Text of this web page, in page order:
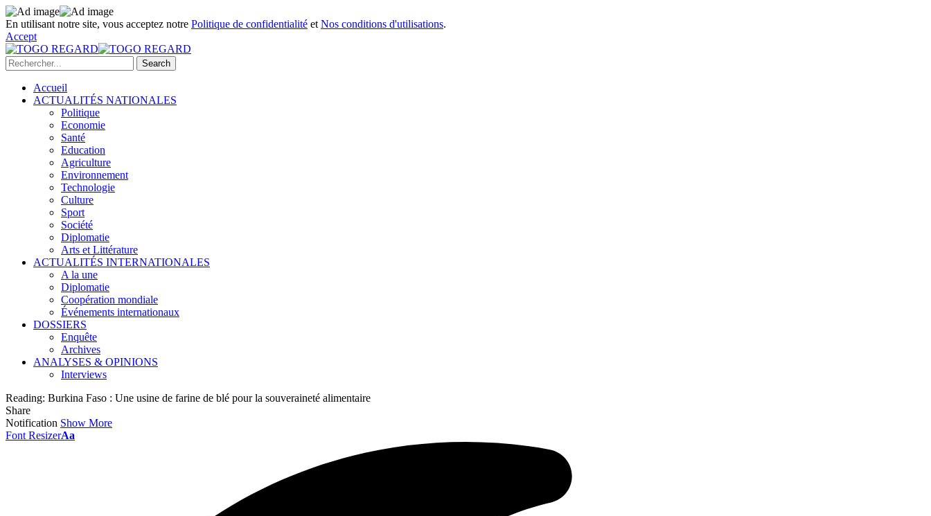
En utilisant notre site, vous acceptez notre Politique de confidentialité et Nos conditions d'utilisations.
Accept
Accueil
ACTUALITÉS NATIONALES
Politique
Economie
Santé
Education
Agriculture
Environnement
Technologie
Culture
Sport
Société
Diplomatie
Arts et Littérature
ACTUALITÉS INTERNATIONALES
A la une
Diplomatie
Coopération mondiale
Événements internationaux
DOSSIERS
Enquête
Archives
ANALYSES & OPINIONS
Interviews
Reading: Burkina Faso : Une usine de farine de blé pour la souveraineté alimentaire
Share
Notification Show More
Font ResizerAa